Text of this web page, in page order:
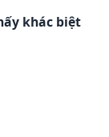
khác biệt